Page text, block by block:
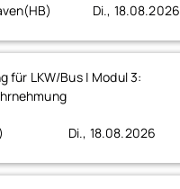
Di., 18.08.2026
für LKW/Bus | Modul 3:
Di., 18.08.2026